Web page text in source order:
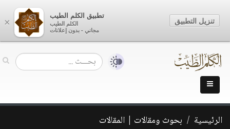
الرئيسية
بحوث ومقالات | المقالات
×
تطبيق الكلم الطيب
الكلم الطيب
مجاني - بدون إعلانات
تنزيل التطبيق